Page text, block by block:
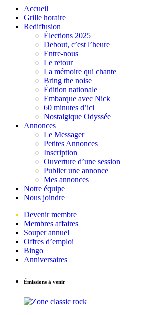
Accueil
Grille horaire
Rediffusion
Élections 2025
Debout, c’est l’heure
Entre-nous
Le retour
La mémoire qui chante
Bring the noise
Édition nationale
Embarque avec Nick
60 minutes d’ici
Nostalgique Odyssée
Annonces
Le Messager
Petites Annonces
Inscription
Ouverture d’une session
Publier une annonce
Mes annonces
Notre équipe
Nous joindre
Devenir membre
Membres affaires
Souper annuel
Offres d’emploi
Bingo
Anniversaires
Émissions à venir